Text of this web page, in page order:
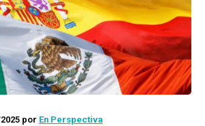
por En Perspectiva